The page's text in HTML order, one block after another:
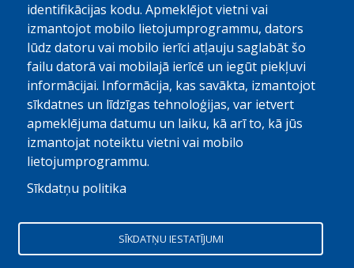
1 km OpenStreetMap contributors
Visas tiesības aizsargātas. Pārpublicēšanas gadijumā atsauce
identifikācijas kodu. Apmeklējot vietni vai
izmantojot mobilo lietojumprogrammu, dators
lūdz datoru vai mobilo ierīci atļauju saglabāt šo
failu datorā vai mobilajā ierīcē un iegūt piekļuvi
informācijai. Informācija, kas savākta, izmantojot
sīkdatnes un līdzīgas tehnoloģijas, var ietvert
apmeklējuma datumu un laiku, kā arī to, kā jūs
izmantojat noteiktu vietni vai mobilo
lietojumprogrammu.
Sīkdatņu politika
SĪKDATŅU IESTATĪJUMI